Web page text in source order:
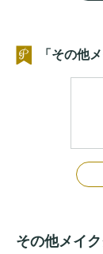
「その他
その他メイ